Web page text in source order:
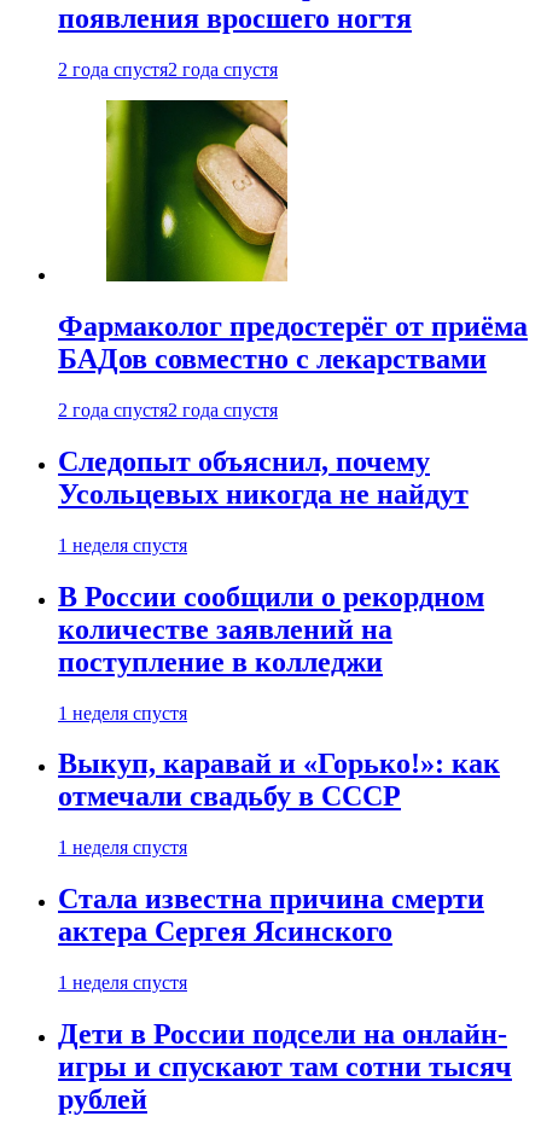
появления вросшего ногтя
2 года спустя2 года спустя
Фармаколог предостерёг от приёма
БАДов совместно с лекарствами
2 года спустя2 года спустя
Следопыт объяснил, почему
Усольцевых никогда не найдут
1 неделя спустя
В России сообщили о рекордном
количестве заявлений на
поступление в колледжи
1 неделя спустя
Выкуп, каравай и «Горько!»: как
отмечали свадьбу в СССР
1 неделя спустя
Стала известна причина смерти
актера Сергея Ясинского
1 неделя спустя
Дети в России подсели на онлайн-
игры и спускают там сотни тысяч
рублей